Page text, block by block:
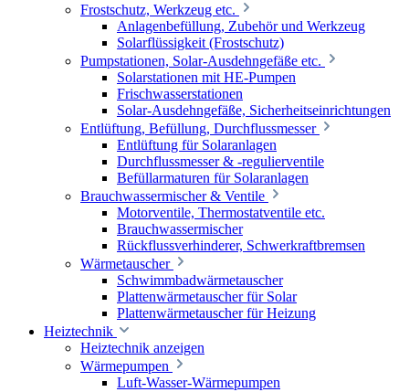
Frostschutz, Werkzeug etc.
Anlagenbefüllung, Zubehör und Werkzeug
Solarflüssigkeit (Frostschutz)
Pumpstationen, Solar-Ausdehngefäße etc.
Solarstationen mit HE-Pumpen
Frischwasserstationen
Solar-Ausdehngefäße, Sicherheitseinrichtungen
Entlüftung, Befüllung, Durchflussmesser
Entlüftung für Solaranlagen
Durchflussmesser & -regulierventile
Befüllarmaturen für Solaranlagen
Brauchwassermischer & Ventile
Motorventile, Thermostatventile etc.
Brauchwassermischer
Rückflussverhinderer, Schwerkraftbremsen
Wärmetauscher
Schwimmbadwärmetauscher
Plattenwärmetauscher für Solar
Plattenwärmetauscher für Heizung
Heiztechnik
Heiztechnik anzeigen
Wärmepumpen
Luft-Wasser-Wärmepumpen